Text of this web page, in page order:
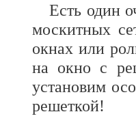
Есть один
москитных
окнах или
на окно с
установим
решеткой!